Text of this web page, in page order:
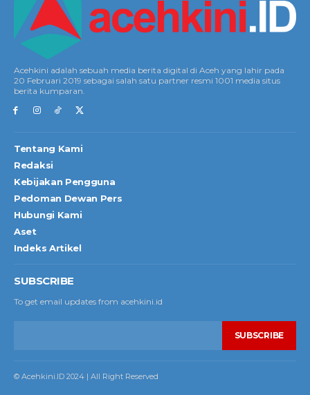
Acehkini adalah sebuah media berita digital di Aceh yang lahir pada
20 Februari 2019 sebagai salah satu partner resmi 1001 media situs
berita kumparan.
Tentang Kami
Redaksi
Kebijakan Pengguna
Pedoman Dewan Pers
Hubungi Kami
Aset
Indeks Artikel
SUBSCRIBE
To get email updates from acehkini.id
SUBSCRIBE
© Acehkini.ID 2024 | All Right Reserved